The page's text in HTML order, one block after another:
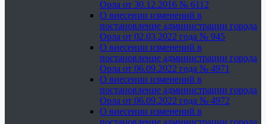
Орла от 30.12.2016 № 6112
О внесении изменений в
постановление администрации города
Орла от 02.03.2022 года № 945
О внесении изменений в
постановление администрации города
Орла от 06.09.2022 года № 4971
О внесении изменений в
постановление администрации города
Орла от 06.09.2022 года № 4972
О внесении изменений в
постановление администрации города